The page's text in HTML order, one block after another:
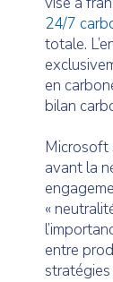
24/7
totale.
en
bilan
Microsoft
avant la
«
entre